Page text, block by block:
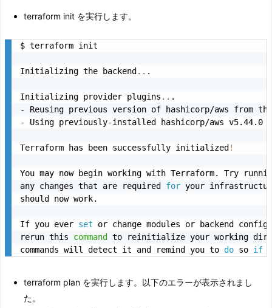
terraform init を実行します。
$ terraform init
Initializing the backend .. .
Initializing provider plugins .. .
- Reusing previous version of hashicorp/aws from
- Using previously-installed hashicorp/aws v5.44.0
Terraform has been successfully initialized !
You may now begin working with Terraform. Try
any changes that are required for your
should now work.
If you ever set or change modules or backend
rerun this command
to reinitialize your working
commands will detect it and remind you to do so if
terraform plan を実行します。以下のエラーが表示されまし
た。